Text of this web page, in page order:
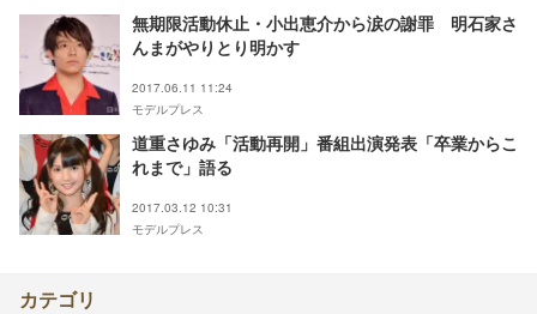
無期限活動休止・小出恵介から涙の謝罪 明石家さ
んまがやりとり明かす
2017.06.11 11:24
モデルプレス
道重さゆみ「活動再開」番組出演発表「卒業からこ
れまで」語る
2017.03.12 10:31
モデルプレス
カテゴリ